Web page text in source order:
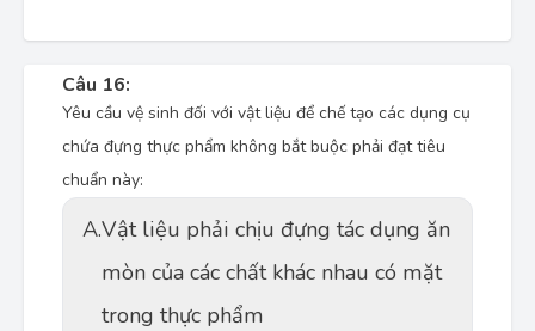
Câu 16:
Yêu cầu vệ sinh đối với vật liệu để chế tạo các dụng cụ
chứa đựng thực phẩm không bắt buộc phải đạt tiêu
chuẩn này:
A.Vật liệu phải chịu đựng tác dụng ăn
mòn của các chất khác nhau có mặt
trong thực phẩm